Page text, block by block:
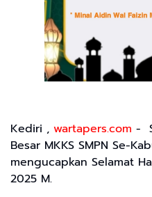
Kediri , wartapers.com -
Besar MKKS SMPN Se-
mengucapkan Selamat
2025 M.